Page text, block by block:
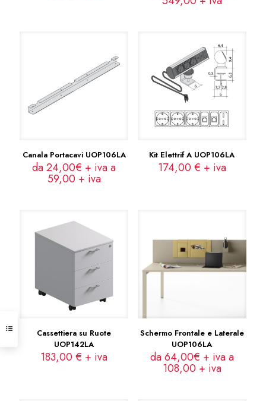
Canala Portacavi UOP106LA
da 24,00€ + iva a
59,00 + iva
Kit Elettrif A UOP106LA
174,00 € + iva
Cassettiera su Ruote
UOP142LA
183,00€ + iva
Schermo Frontale e Laterale
UOP106LA
da 64,00€ + iva a
108,00 + iva